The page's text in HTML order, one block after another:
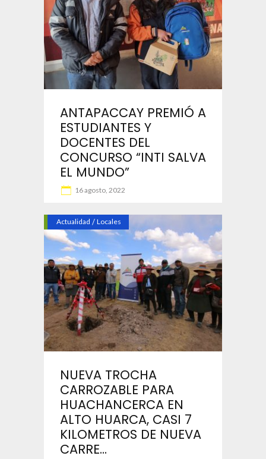
ANTAPACCAY PREMIÓ A
ESTUDIANTES Y
DOCENTES DEL
CONCURSO “INTI SALVA
EL MUNDO”
16 agosto, 2022
Actualidad / Locales
NUEVA TROCHA
CARROZABLE PARA
HUACHANCERCA EN
ALTO HUARCA, CASI 7
KILOMETROS DE NUEVA
CARRE...